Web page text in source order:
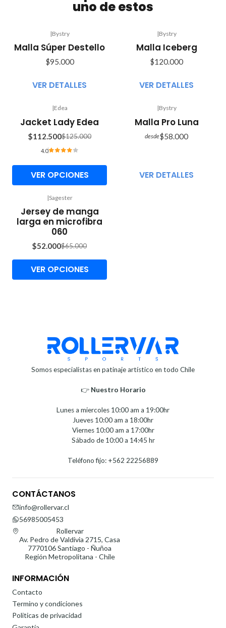
uno de estos
|Bystry
Malla Súper Destello
$95.000
VER DETALLES
|Bystry
Malla Iceberg
$120.000
VER DETALLES
-10%
OFF
|Edea
Jacket Lady Edea
$112.500$125.000
4.0
VER OPCIONES
|Bystry
Malla Pro Luna
desde$58.000
VER DETALLES
-20%
OFF
|Sagester
Jersey de manga
larga en microfibra
060
$52.000$65.000
VER OPCIONES
Somos especialistas en patinaje artístico en todo Chile
👉 Nuestro Horario⁣⁣
Lunes a miercoles 10:00 am a 19:00hr
Jueves 10:00 am a 18:00hr
Viernes 10:00 am a 17:00hr
Sábado de 10:00 a 14:45 hr
Teléfono fijo: +562 22256889
CONTÁCTANOS
info@rollervar.cl
56985005453
Rollervar
Av. Pedro de Valdivia 2715, Casa
7770106 Santiago - Ñuñoa
Región Metropolitana - Chile
INFORMACIÓN
Contacto
Termino y condiciones
Politicas de privacidad